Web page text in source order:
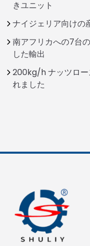
きユニット
ナイジェリア向けの
南アフリカへの7台
した輸出
200kg/h ナッツロー
れました